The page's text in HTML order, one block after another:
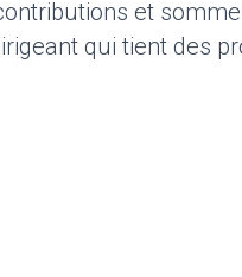
et
qui tient des